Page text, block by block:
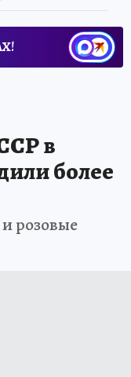
в
более
розовые